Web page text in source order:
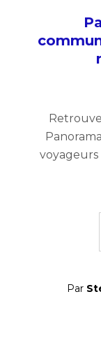
voyageurs
Par